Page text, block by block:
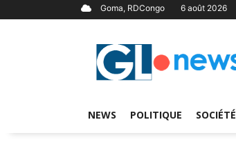
Goma, RDCongo 6 août 2026
NEWS POLITIQUE SOCIÉTÉ